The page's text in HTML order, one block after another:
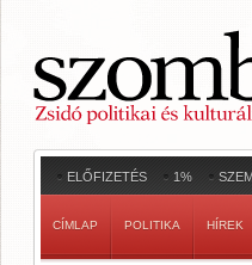
ELŐFIZETÉS 1%
CÍMLAP POLITIKA HÍREK